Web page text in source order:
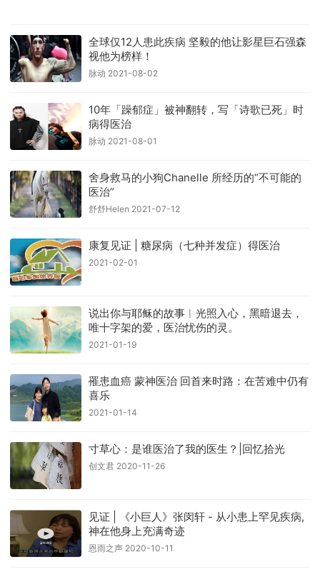
全球仅12人患此疾病 坚毅的他让影星巨石强森
视他为榜样！
脉动 2021-08-02
10年「躁郁症」被神翻转，写「诗歌已死」时
病得医治
脉动 2021-08-01
舍身救马的小狗Chanelle 所经历的“不可能的
医治”
舒舒Helen 2021-07-12
康复见证 | 糖尿病（七种并发症）得医治
2021-02-01
说出你与耶稣的故事︱光照入心，黑暗退去，
唯十字架的爱，医治忧伤的灵。
2021-01-19
罹患血癌 蒙神医治 回首来时路：在苦难中仍有
喜乐
2021-01-14
寸草心：是谁医治了我的医生？|回忆拾光
创文君 2020-11-26
见证 | 《小巨人》张闵轩 - 从小患上罕见疾病,
神在他身上充满奇迹
恩雨之声 2020-10-11